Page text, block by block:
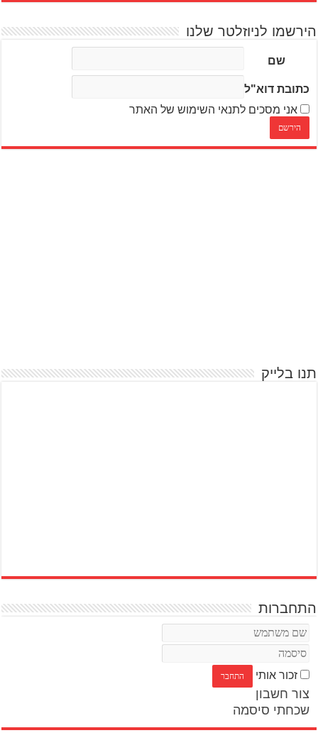
הירשמו לניוזלטר שלנו
שם
כתובת דוא"ל
אני מסכים לתנאי השימוש של האתר
תנו בלייק
התחברות
זכור אותי
צור חשבון
שכחתי סיסמה